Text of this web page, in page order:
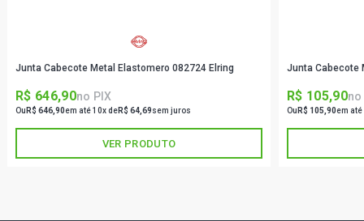
Junta Cabecote Metal Elastomero 082724 Elring
R$ 646,90no PIX
Ou R$ 646,90em até 10x deR$ 64,69sem juros
VER PRODUTO
Junta Cabecote
R$ 105,90no
Ou R$ 105,90em até